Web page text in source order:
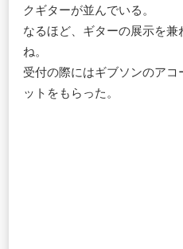
クギターが並んでいる。
なるほど、ギターの展示を
ね。
受付の際にはギブソンのア
ットをもらった。